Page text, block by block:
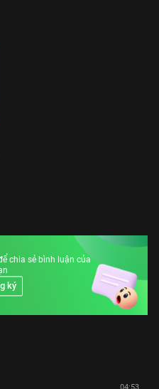
chia sẻ bình luận của
ký
04:53